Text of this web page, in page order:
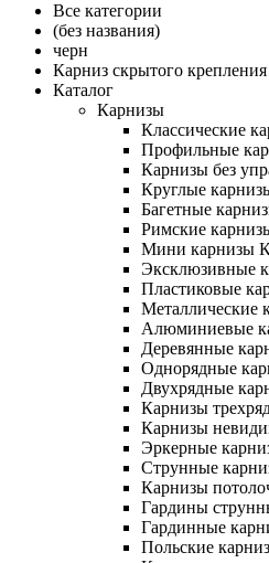
Все категории
(без названия)
черн
Карниз скрытого
Каталог
Карнизы
Классические
Профильные
Карнизы без
Круглые
Багетные
Римские
Мини карнизы
Эксклюзивные
Пластиковые
Металлические
Алюминиевые
Деревянные
Однорядные
Двухрядные
Карнизы
Карнизы
Эркерные
Струнные
Карнизы
Гардины
Гардинные
Польские